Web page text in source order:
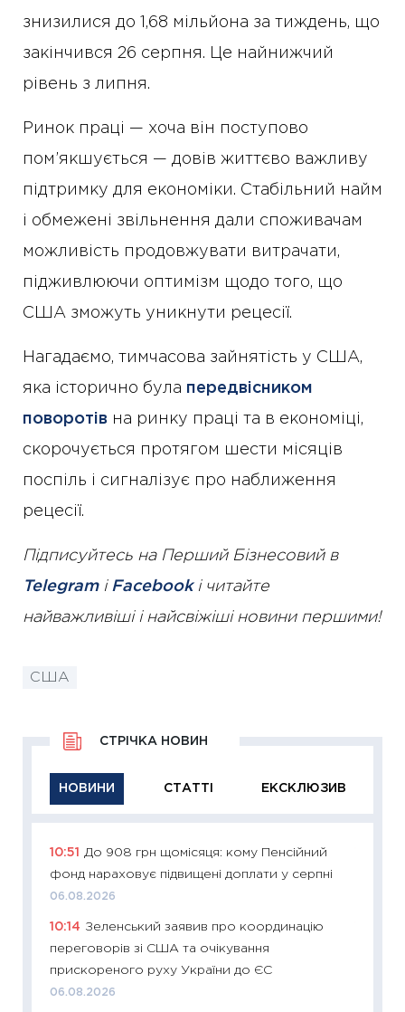
знизилися до 1,68 мільйона за тиждень, що
закінчився 26 серпня. Це найнижчий
рівень з липня.
Ринок праці — хоча він поступово
пом’якшується — довів життєво важливу
підтримку для економіки. Стабільний найм
і обмежені звільнення дали споживачам
можливість продовжувати витрачати,
підживлюючи оптимізм щодо того, що
США зможуть уникнути рецесії.
Нагадаємо, тимчасова зайнятість у США,
яка історично була передвісником
поворотів на ринку праці та в економіці,
скорочується протягом шести місяців
поспіль і сигналізує про наближення
рецесії.
Підписуйтесь на Перший Бізнесовий в
Telegramі Facebookі читайте
найважливіші і найсвіжіші новини першими!
США
НОВИНИ СТАТТІ ЕКСКЛЮЗИВ
СТРІЧКА НОВИН
10:51
До 908 грн щомісяця: кому Пенсійний
фонд нараховує підвищені доплати у серпні
06.08.2026
10:14 Зеленський заявив про координацію
переговорів зі США та очікування
прискореного руху України до ЄС
06.08.2026